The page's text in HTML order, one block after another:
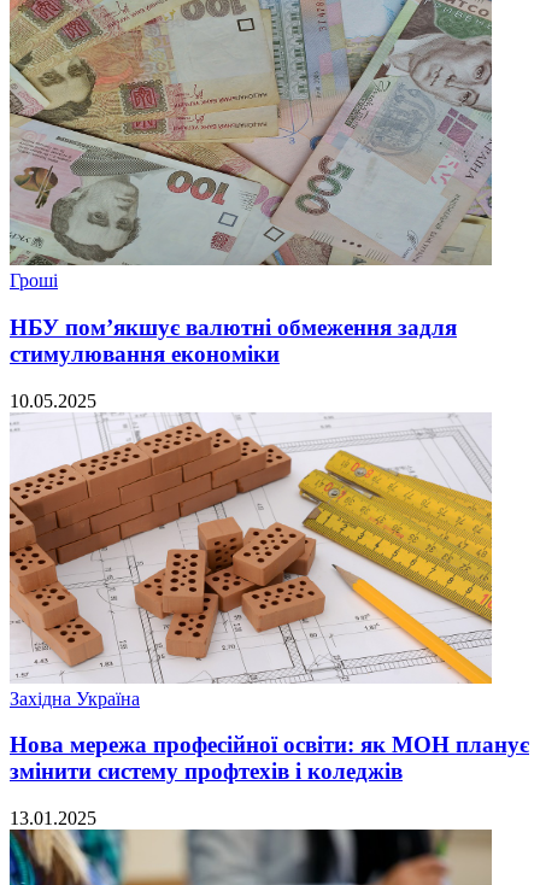
Гроші
НБУ пом’якшує валютні обмеження задля
стимулювання економіки
10.05.2025
Західна Україна
Нова мережа професійної освіти: як МОН планує
змінити систему профтехів і коледжів
13.01.2025